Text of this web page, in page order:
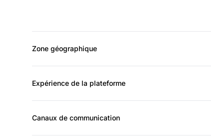
Zone géographique
Expérience de la plateforme
Canaux de communication